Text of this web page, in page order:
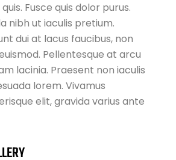
Fusce quis dolor purus.
nibh ut iaculis pretium.
dui at lacus faucibus, non
Pellentesque at arcu
lacinia. Praesent non iaculis
lorem. Vivamus
elit, gravida varius ante